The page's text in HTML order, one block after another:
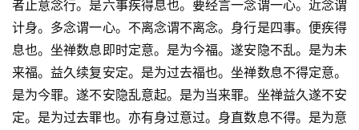
者止意念行。是六事疾得息也。要经言一念谓一心。近念谓
计身。多念谓一心。不离念谓不离念。身行是四事。便疾得
息也。坐禅数息即时定意。是为今福。遂安隐不乱。是为未
来福。益久续复安定。是为过去福也。坐禅数息不得定意。
是为今罪。遂不安隐乱意起。是为当来罪。坐禅益久遂不安
定。是为过去罪也。亦有身过意过。身直数息不得。是为意